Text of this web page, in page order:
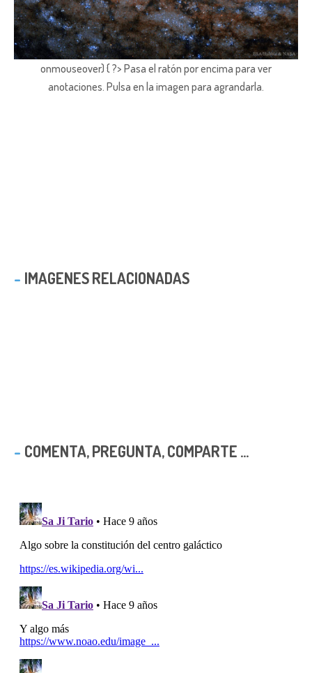
onmouseover) { ?> Pasa el ratón por encima para ver
anotaciones. Pulsa en la imagen para agrandarla.
IMAGENES RELACIONADAS
COMENTA, PREGUNTA, COMPARTE ...